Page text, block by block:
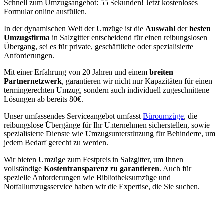
Schnell zum Umzugsangebot: 55 Sekunden! Jetzt kostenloses
Formular online ausfüllen.
In der dynamischen Welt der Umzüge ist die Auswahl derbesten
Umzugsfirma in Salzgitter entscheidend für einen reibungslosen
Übergang, sei es für private, geschäftliche oder spezialisierte
Anforderungen.
Mit einer Erfahrung von 20 Jahren und einem breiten
Partnernetzwerk, garantieren wir nicht nur Kapazitäten für einen
termingerechten Umzug, sondern auch individuell zugeschnittene
Lösungen ab bereits 80€.
Unser umfassendes Serviceangebot umfasst Büroumzüge, die
reibungslose Übergänge für Ihr Unternehmen sicherstellen, sowie
spezialisierte Dienste wie Umzugsunterstützung für Behinderte, um
jedem Bedarf gerecht zu werden.
Wir bieten Umzüge zum Festpreis in Salzgitter, um Ihnen
vollständige Kostentransparenz zu garantieren. Auch für
spezielle Anforderungen wie Bibliotheksumzüge und
Notfallumzugsservice haben wir die Expertise, die Sie suchen.